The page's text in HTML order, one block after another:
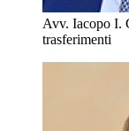
Avv. Iacopo I.
trasferimenti